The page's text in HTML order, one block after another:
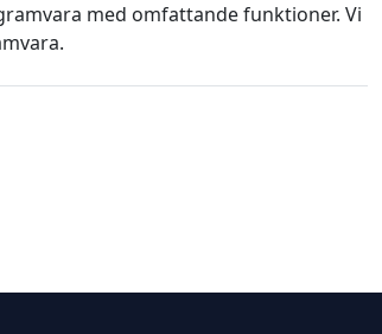
med omfattande funktioner. Vi